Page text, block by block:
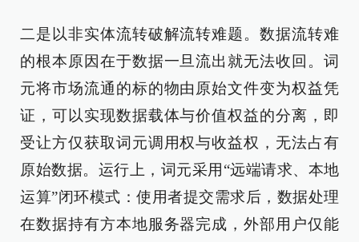
二是以非实体流转破解流转难题。数据流转难
的根本原因在于数据一旦流出就无法收回。词
元将市场流通的标的物由原始文件变为权益凭
证，可以实现数据载体与价值权益的分离，即
受让方仅获取词元调用权与收益权，无法占有
原始数据。运行上，词元采用“远端请求、本地
运算”闭环模式：使用者提交需求后，数据处理
在数据持有方本地服务器完成，外部用户仅能